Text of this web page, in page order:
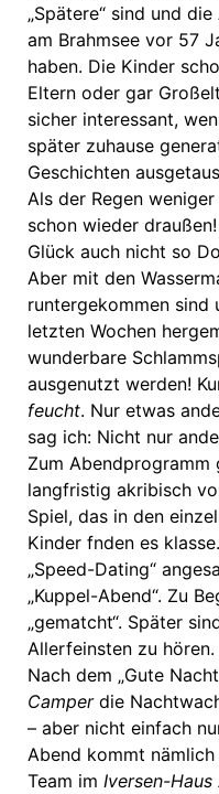
„Spätere“ sind und
am Brahmsee vor 57
haben. Die Kinder
Eltern oder gar
sicher interessant,
später zuhause
Geschichten
Als der Regen
schon wieder
Glück auch nicht so
Aber mit den
runtergekommen sind
letzten Wochen
wunderbare
ausgenutzt werden!
feucht. Nur etwas
sag ich: Nicht nur
Zum Abendprogramm
langfristig akribisch
Spiel, das in den
Kinder fnden es
„Speed-Dating“
„Kuppel-Abend“. Zu
„gematcht“. Später
Allerfeinsten zu
Nach dem „Gute
Camperdie
– aber nicht einfach
Abend kommt
Team im Iversen-